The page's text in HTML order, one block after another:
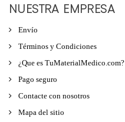
NUESTRA EMPRESA
Envío
Términos y Condiciones
¿Que es TuMaterialMedico.com?
Pago seguro
Contacte con nosotros
Mapa del sitio